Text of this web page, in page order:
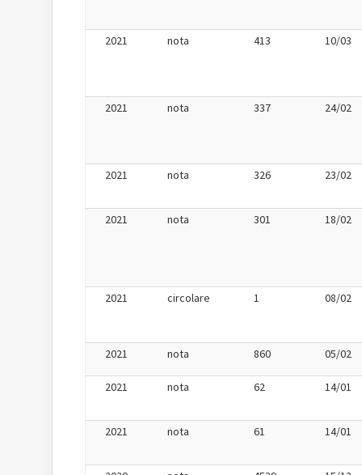
2021 nota 413 10/03
2021 nota 337 24/02
2021 nota 326 23/02
2021 nota 301 18/02
2021 circolare 1 08/02
2021 nota 860 05/02
2021 nota 62 14/01
2021 nota 61 14/01